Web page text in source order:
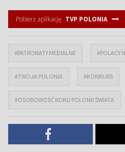
Pobierz aplikację TVP POLONIA
#PATRONATY MEDIALNE #POLACY
#TWOJA POLONIA #KONKURS
#OSOBOWOŚĆ ROKU POLONII ŚWIATA